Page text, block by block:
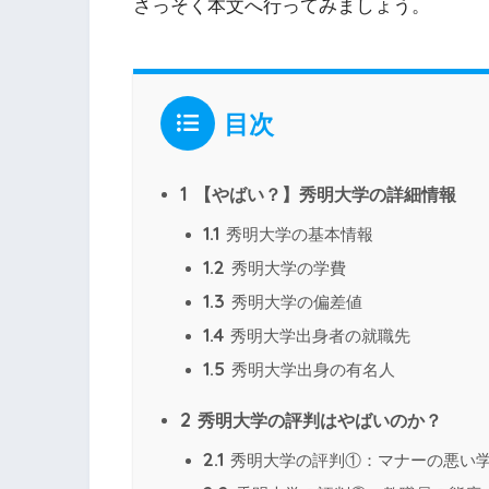
さっそく本文へ行ってみましょう。
目次
1 【やばい？】秀明大学の詳細情報
1.1 秀明大学の基本情報
1.2 秀明大学の学費
1.3 秀明大学の偏差値
1.4 秀明大学出身者の就職先
1.5 秀明大学出身の有名人
2 秀明大学の評判はやばいのか？
2.1 秀明大学の評判①：マナーの悪い